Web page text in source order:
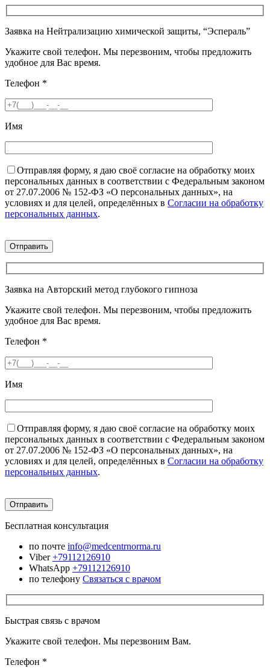
Заявка на Нейтрализацию химической защиты, “Эспераль”
Укажите свой телефон. Мы перезвоним, чтобы предложить
удобное для Вас время.
Телефон *
Имя
Отправляя форму, я даю своё согласие на обработку моих
персональных данных в соответствии с Федеральным законом
от 27.07.2006 № 152-ФЗ «О персональных данных», на
условиях и для целей, определённых в Согласии на обработку
персональных данных.
Заявка на Авторский метод глубокого гипноза
Укажите свой телефон. Мы перезвоним, чтобы предложить
удобное для Вас время.
Телефон *
Имя
Отправляя форму, я даю своё согласие на обработку моих
персональных данных в соответствии с Федеральным законом
от 27.07.2006 № 152-ФЗ «О персональных данных», на
условиях и для целей, определённых в Согласии на обработку
персональных данных.
Бесплатная консультация
по почте info@medcentrnorma.ru
Viber +79112126910
WhatsApp +79112126910
по телефону Связаться с врачом
Быстрая связь с врачом
Укажите свой телефон. Мы перезвоним Вам.
Телефон *